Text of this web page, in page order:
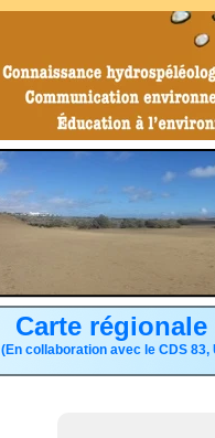
Carte
(En collaboration avec le CDS